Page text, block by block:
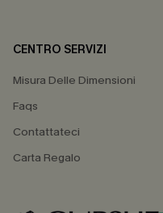
CENTRO SERVIZI
Misura Delle Dimensioni
Faqs
Contattateci
Carta Regalo